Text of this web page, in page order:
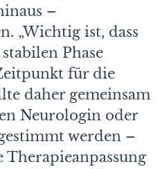
–
„Wichtig ist, dass
Phase
für die
daher gemeinsam
Neurologin oder
werden –